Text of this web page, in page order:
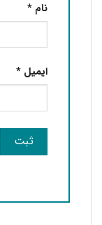
نام *
ایمیل *